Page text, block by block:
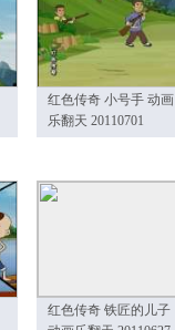
红色传奇 小号手 动画
乐翻天 20110701
红色传奇 铁匠的儿子